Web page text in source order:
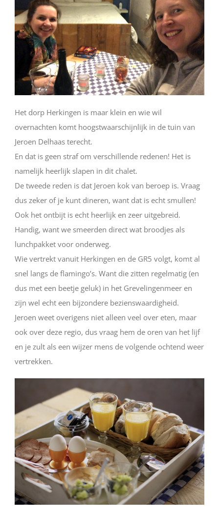
Het dorp Herkingen is maar klein en wie wil
overnachten komt hoogstwaarschijnlijk in de tuin van
Jeroen Delhaas terecht.
En dat is geen straf om verschillende redenen! Het is
namelijk heerlijk slapen in dit chalet.
De tweede reden is dat Jeroen kok van beroep is. Vraag
dus zeker of je kunt dineren, want dat is echt smullen!
Ook het ontbijt is echt heerlijk en zeer uitgebreid.
Handig, want we smeerden direct wat broodjes als
lunchpakket voor onderweg.
Wie vertrekt vanuit Herkingen en de GR5 volgt, komt al
snel langs de flamingo’s. Want die zitten regelmatig (en
dus met een beetje geluk) in het Grevelingenmeer en
zijn wel echt een bijzondere bezienswaardigheid.
Jeroen weet overigens niet alleen veel over eten, maar
ook over deze regio, dus vraag hem de oren van het lijf
en je zult als een wijzer mens de volgende ochtend weer
vertrekken.